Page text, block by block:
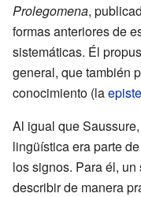
Prolegomena,
formas anteriores de
sistemáticas. Él
general, que también
conocimiento (la
Al igual que
lingüística era parte
los signos. Para él,
describir de manera